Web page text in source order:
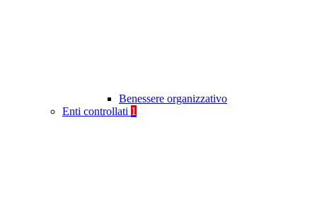
Benessere organizzativo
Enti controllati 1